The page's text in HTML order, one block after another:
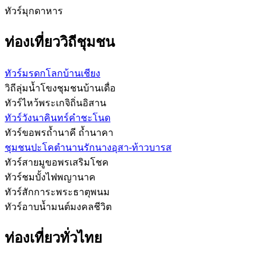
ทัวร์มุกดาหาร
ท่องเที่ยววิถีชุมชน
ทัวร์มรดกโลกบ้านเชียง
วิถีลุ่มน้ำโขงชุมชนบ้านเดื่อ
ทัวร์ไหว้พระเกจิถิ่นอิสาน
ทัวร์วังนาคินทร์คำชะโนด
ทัวร์ขอพรถ้ำนาคี ถ้ำนาคา
ชุมชนปะโคตำนานรักนางอุสา-ท้าวบารส
ทัวร์สายมูขอพรเสริมโชค
ทัวร์ชมบั้งไฟพญานาค
ทัวร์สักการะพระธาตุพนม
ทัวร์อาบน้ำมนต์มงคลชีวิต
ท่องเที่ยวทั่วไทย